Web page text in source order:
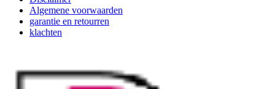
Algemene voorwaarden
garantie en retourren
klachten